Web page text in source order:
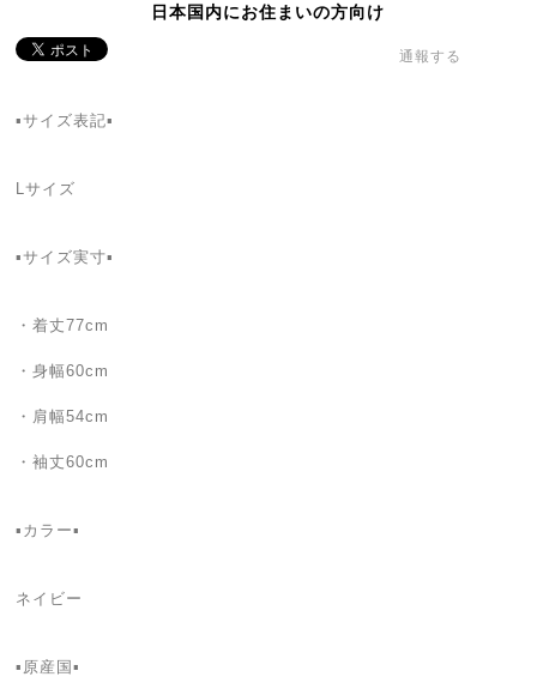
日本国内にお住まいの方向け
通報する
▪サイズ表記▪
Lサイズ
▪サイズ実寸▪
・着丈77cm
・身幅60cm
・肩幅54cm
・袖丈60cm
▪カラー▪
ネイビー
▪原産国▪